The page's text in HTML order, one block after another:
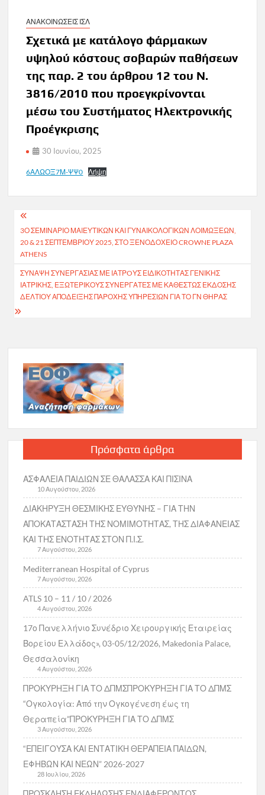
ΑΝΑΚΟΙΝΩΣΕΙΣ ΙΣΛ
Σχετικά με κατάλογο φάρμακων
υψηλού κόστους σοβαρών παθήσεων
της παρ. 2 του άρθρου 12 του Ν.
3816/2010 που προεγκρίνονται
μέσω του Συστήματος Ηλεκτρονικής
Προέγκρισης
30 Ιουνίου, 2025
6ΑΛΩΟΞ7Μ-ΨΨ0 Λήψη
Πλοήγηση
άρθρων
3Ο ΣΕΜΙΝΆΡΙΟ ΜΑΙΕΥΤΙΚΏΝ ΚΑΙ ΓΥΝΑΙΚΟΛΟΓΙΚΏΝ ΛΟΙΜΏΞΕΩΝ,
20 & 21 ΣΕΠΤΕΜΒΡΊΟΥ 2025, ΣΤΟ ΞΕΝΟΔΟΧΕΊΟ CROWNE PLAZA
ATHENS
ΣΎΝΑΨΗ ΣΥΝΕΡΓΑΣΊΑΣ ΜΕ ΙΑΤΡOΎΣ ΕΙΔΙΚΌΤΗΤΑΣ ΓΕΝΙΚΉΣ
ΙΑΤΡΙΚΉΣ, ΕΞΩΤΕΡΙΚΟΎΣ ΣΥΝΕΡΓΆΤΕΣ ΜΕ ΚΑΘΕΣΤΏΣ ΈΚΔΟΣΗΣ
ΔΕΛΤΊΟΥ ΑΠΌΔΕΙΞΗΣ ΠΑΡΟΧΉΣ ΥΠΗΡΕΣΙΏΝ ΓΙΑ ΤΟ ΓΝ ΘΉΡΑΣ
Πρόσφατα άρθρα
ΑΣΦΑΛΕΙΑ ΠΑΙΔΙΩΝ ΣΕ ΘΑΛΑΣΣΑ ΚΑΙ ΠΙΣΙΝΑ
10 Αυγούστου, 2026
ΔΙΑΚΗΡΥΞΗ ΘΕΣΜΙΚΗΣ ΕΥΘΥΝΗΣ – ΓΙΑ ΤΗΝ
ΑΠΟΚΑΤΑΣΤΑΣΗ ΤΗΣ ΝΟΜΙΜΟΤΗΤΑΣ, ΤΗΣ ΔΙΑΦΑΝΕΙΑΣ
ΚΑΙ ΤΗΣ ΕΝΟΤΗΤΑΣ ΣΤΟΝ Π.Ι.Σ.
7 Αυγούστου, 2026
Mediterranean Hospital of Cyprus
7 Αυγούστου, 2026
ATLS 10 – 11 / 10 / 2026
4 Αυγούστου, 2026
17ο Πανελλήνιο Συνέδριο Χειρουργικής Εταιρείας
Βορείου Ελλάδος», 03-05/12/2026, Makedonia Palace,
Θεσσαλονίκη
4 Αυγούστου, 2026
ΠΡΟΚΥΡΗΞΗ ΓΙΑ ΤΟ ΔΠΜΣΠΡΟΚΥΡΗΞΗ ΓΙΑ ΤΟ ΔΠΜΣ
“Ογκολογία: Από την Ογκογένεση έως τη
Θεραπεία”ΠΡΟΚΥΡΗΞΗ ΓΙΑ ΤΟ ΔΠΜΣ
3 Αυγούστου, 2026
“ΕΠΕΙΓΟΥΣΑ ΚΑΙ ΕΝΤΑΤΙΚΗ ΘΕΡΑΠΕΙΑ ΠΑΙΔΩΝ,
ΕΦΗΒΩΝ ΚΑΙ ΝΕΩΝ” 2026-2027
28 Ιουλίου, 2026